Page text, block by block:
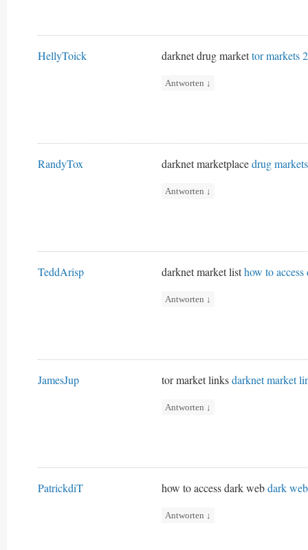
HellyToick darknet drug markettor markets
Antworten ↓
RandyTox darknet marketplacedrug
Antworten ↓
TeddArisp darknet market listhow to
Antworten ↓
JamesJup tor market linksdarknet market
Antworten ↓
PatrickdiT how to access dark webdark
Antworten ↓